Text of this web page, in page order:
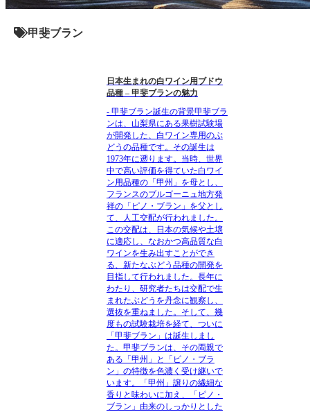
甲斐ブラン
日本生まれの白ワイン用ブドウ
品種 – 甲斐ブランの魅力
- 甲斐ブラン誕生の背景甲斐ブラ
ンは、山梨県にある果樹試験場
が開発した、白ワイン専用のぶ
どうの品種です。その誕生は
1973年に遡ります。当時、世界
中で高い評価を得ていた白ワイ
ン用品種の「甲州」を母とし、
フランスのブルゴーニュ地方発
祥の「ピノ・ブラン」を父とし
て、人工交配が行われました。
この交配は、日本の気候や土壌
に適応し、なおかつ高品質な白
ワインを生み出すことができ
る、新たなぶどう品種の開発を
目指して行われました。長年に
わたり、研究者たちは交配で生
まれたぶどうを丹念に観察し、
選抜を重ねました。そして、幾
度もの試験栽培を経て、ついに
「甲斐ブラン」は誕生しまし
た。甲斐ブランは、その両親で
ある「甲州」と「ピノ・ブラ
ン」の特徴を色濃く受け継いで
います。「甲州」譲りの繊細な
香りと味わいに加え、「ピノ・
ブラン」由来のしっかりとした